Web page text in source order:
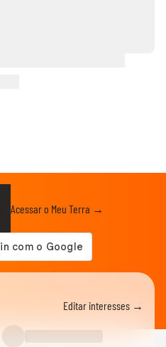
Acessar o Meu Terra →
Editar interesses →